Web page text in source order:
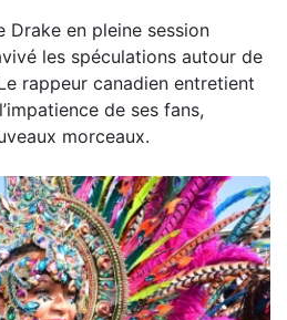
Drake en pleine session
les spéculations autour de
rappeur canadien entretient
de ses fans,
morceaux.